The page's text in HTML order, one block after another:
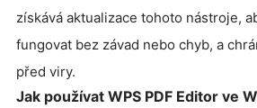
získává aktualizace tohoto nástroje,
fungovat bez závad nebo chyb, a
před viry.
Jak používat WPS PDF Editor ve